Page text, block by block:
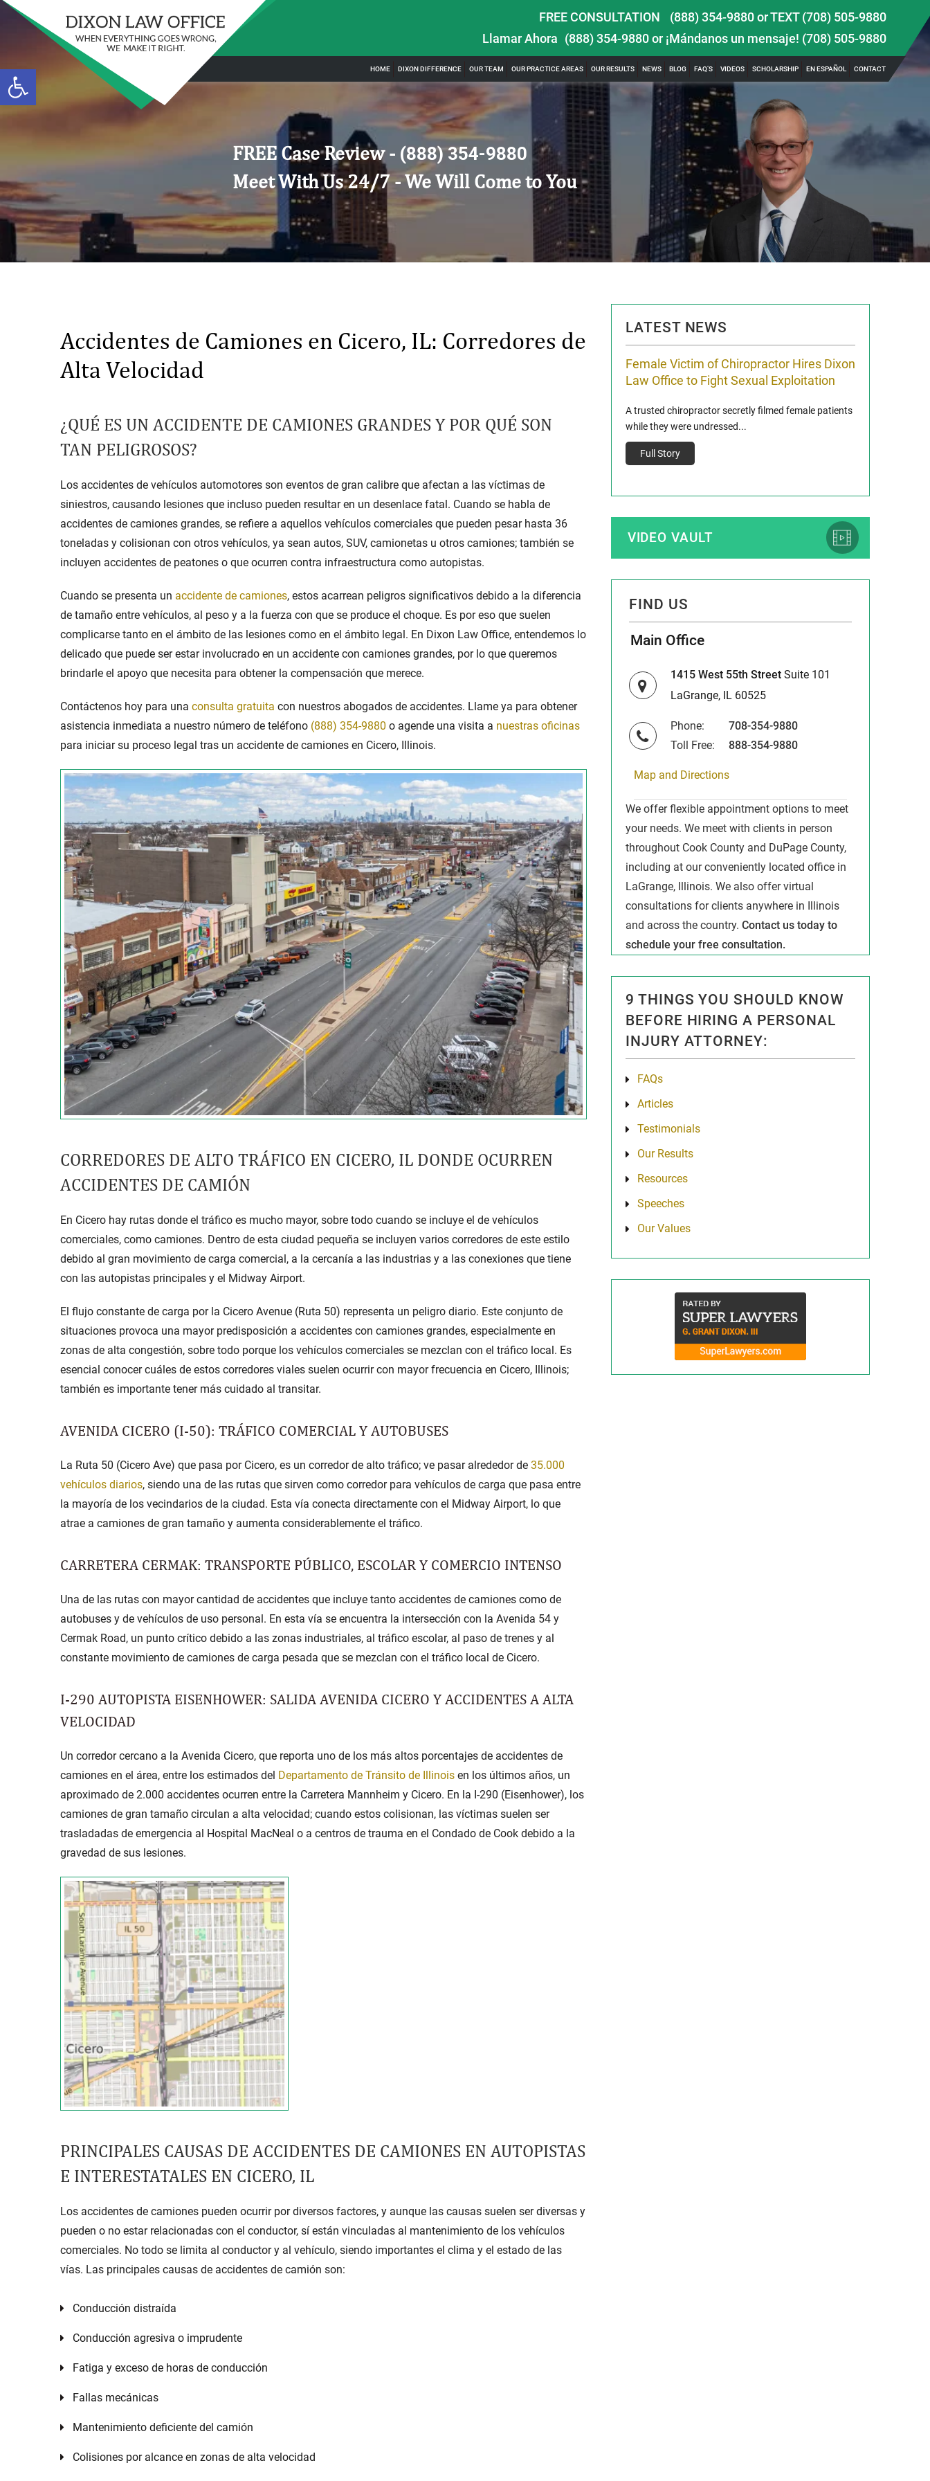
Open toolbar
FREE CONSULTATION (888) 354-9880orTEXT (708) 505-9880
Llamar Ahora (888) 354-9880 or ¡Mándanos un mensaje! (708) 505-9880
HOME DIXON DIFFERENCE OUR TEAM OUR PRACTICE AREAS OUR RESULTS NEWS BLOG FAQ’S VIDEOS SCHOLARSHIP EN ESPAÑOL CONTACT
FREE Case Review - (888) 354-9880
Meet With Us 24/7 - We Will Come to You
Accidentes de Camiones en Cicero, IL: Corredores de
Alta Velocidad
¿QUÉ ES UN ACCIDENTE DE CAMIONES GRANDES Y POR QUÉ SON
TAN PELIGROSOS?
Los accidentes de vehículos automotores son eventos de gran calibre que afectan a las víctimas de
siniestros, causando lesiones que incluso pueden resultar en un desenlace fatal. Cuando se habla de
accidentes de camiones grandes, se refiere a aquellos vehículos comerciales que pueden pesar hasta 36
toneladas y colisionan con otros vehículos, ya sean autos, SUV, camionetas u otros camiones; también se
incluyen accidentes de peatones o que ocurren contra infraestructura como autopistas.
Cuando se presenta un accidente de camiones, estos acarrean peligros significativos debido a la diferencia
de tamaño entre vehículos, al peso y a la fuerza con que se produce el choque. Es por eso que suelen
complicarse tanto en el ámbito de las lesiones como en el ámbito legal. En Dixon Law Office, entendemos lo
delicado que puede ser estar involucrado en un accidente con camiones grandes, por lo que queremos
brindarle el apoyo que necesita para obtener la compensación que merece.
Contáctenos hoy para una consulta gratuita con nuestros abogados de accidentes. Llame ya para obtener
asistencia inmediata a nuestro número de teléfono (888) 354-9880 o agende una visita a nuestras oficinas
para iniciar su proceso legal tras un accidente de camiones en Cicero, Illinois.
CORREDORES DE ALTO TRÁFICO EN CICERO, IL DONDE OCURREN
ACCIDENTES DE CAMIÓN
En Cicero hay rutas donde el tráfico es mucho mayor, sobre todo cuando se incluye el de vehículos
comerciales, como camiones. Dentro de esta ciudad pequeña se incluyen varios corredores de este estilo
debido al gran movimiento de carga comercial, a la cercanía a las industrias y a las conexiones que tiene
con las autopistas principales y el Midway Airport.
El flujo constante de carga por la Cicero Avenue (Ruta 50) representa un peligro diario. Este conjunto de
situaciones provoca una mayor predisposición a accidentes con camiones grandes, especialmente en
zonas de alta congestión, sobre todo porque los vehículos comerciales se mezclan con el tráfico local. Es
esencial conocer cuáles de estos corredores viales suelen ocurrir con mayor frecuencia en Cicero, Illinois;
también es importante tener más cuidado al transitar.
AVENIDA CICERO (I-50): TRÁFICO COMERCIAL Y AUTOBUSES
La Ruta 50 (Cicero Ave) que pasa por Cicero, es un corredor de alto tráfico; ve pasar alrededor de 35.000
vehículos diarios, siendo una de las rutas que sirven como corredor para vehículos de carga que pasa entre
la mayoría de los vecindarios de la ciudad. Esta vía conecta directamente con el Midway Airport, lo que
atrae a camiones de gran tamaño y aumenta considerablemente el tráfico.
CARRETERA CERMAK: TRANSPORTE PÚBLICO, ESCOLAR Y COMERCIO INTENSO
Una de las rutas con mayor cantidad de accidentes que incluye tanto accidentes de camiones como de
autobuses y de vehículos de uso personal. En esta vía se encuentra la intersección con la Avenida 54 y
Cermak Road, un punto crítico debido a las zonas industriales, al tráfico escolar, al paso de trenes y al
constante movimiento de camiones de carga pesada que se mezclan con el tráfico local de Cicero.
I-290 AUTOPISTA EISENHOWER: SALIDA AVENIDA CICERO Y ACCIDENTES A ALTA
VELOCIDAD
Un corredor cercano a la Avenida Cicero, que reporta uno de los más altos porcentajes de accidentes de
camiones en el área, entre los estimados del Departamento de Tránsito de Illinois en los últimos años, un
aproximado de 2.000 accidentes ocurren entre la Carretera Mannheim y Cicero. En la I-290 (Eisenhower), los
camiones de gran tamaño circulan a alta velocidad; cuando estos colisionan, las víctimas suelen ser
trasladadas de emergencia al Hospital MacNeal o a centros de trauma en el Condado de Cook debido a la
gravedad de sus lesiones.
PRINCIPALES CAUSAS DE ACCIDENTES DE CAMIONES EN AUTOPISTAS
E INTERESTATALES EN CICERO, IL
Los accidentes de camiones pueden ocurrir por diversos factores, y aunque las causas suelen ser diversas y
pueden o no estar relacionadas con el conductor, sí están vinculadas al mantenimiento de los vehículos
comerciales. No todo se limita al conductor y al vehículo, siendo importantes el clima y el estado de las
vías. Las principales causas de accidentes de camión son:
Conducción distraída
Conducción agresiva o imprudente
Fatiga y exceso de horas de conducción
Fallas mecánicas
Mantenimiento deficiente del camión
Colisiones por alcance en zonas de alta velocidad
LATEST NEWS
Stay in the Game: Protecting Your Rights
in Sports Venue Injuries
watching our favorite t...
Full Story
Location: Kesslinger Road and Route 47 (Main Street)
Female Victim of Chiropractor Hires Dixon
Law Office to Fight Sexual Exploitation
A trusted chiropractor secretly filmed female patients
while they were undressed...
Full Story
VIDEO VAULT
FIND US
Main Office
1415 West 55th StreetSuite 101
LaGrange, IL 60525
Phone:
708-354-9880
Toll Free:
888-354-9880
Map and Directions
We offer flexible appointment options to meet
your needs. We meet with clients in person
throughout Cook County and DuPage County,
including at our conveniently located office in
LaGrange, Illinois. We also offer virtual
consultations for clients anywhere in Illinois
and across the country. Contact us today to
schedule your free consultation.
9 THINGS YOU SHOULD KNOW
BEFORE HIRING A PERSONAL
INJURY ATTORNEY:
FAQs
Articles
Testimonials
Our Results
Resources
Speeches
Our Values